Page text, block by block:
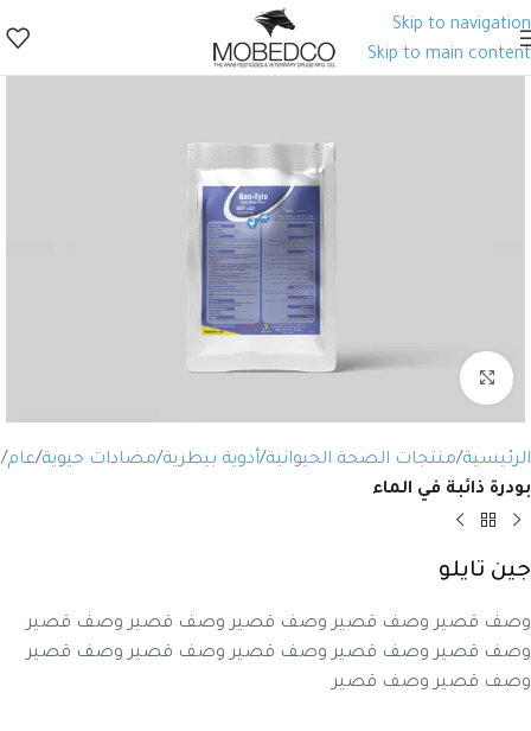
Skip to navigation
Skip to main content
Click to enlarge
الرئيسية منتجات الصحة الحيوانية أدوية بيطرية مضادات حيوية عام
بودرة ذائبة في الماء
جين تايلو
وصف قصير وصف قصير وصف قصير وصف قصير وصف قصير
وصف قصير وصف قصير وصف قصير وصف قصير وصف قصير
وصف قصير وصف قصير